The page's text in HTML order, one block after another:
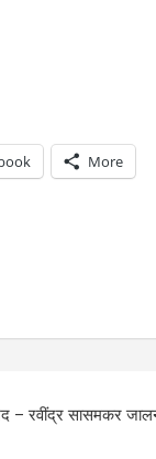
More
– रवींद्र सासमकर